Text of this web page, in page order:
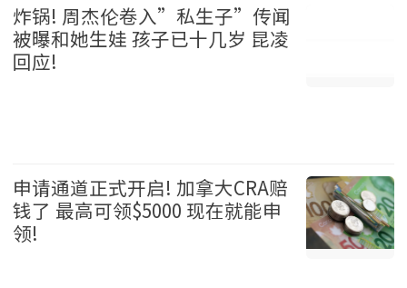
炸锅! 周杰伦卷入”私生子”传闻
被曝和她生娃 孩子已十几岁 昆凌
回应!
申请通道正式开启! 加拿大CRA赔
钱了 最高可领$5000 现在就能申
领!